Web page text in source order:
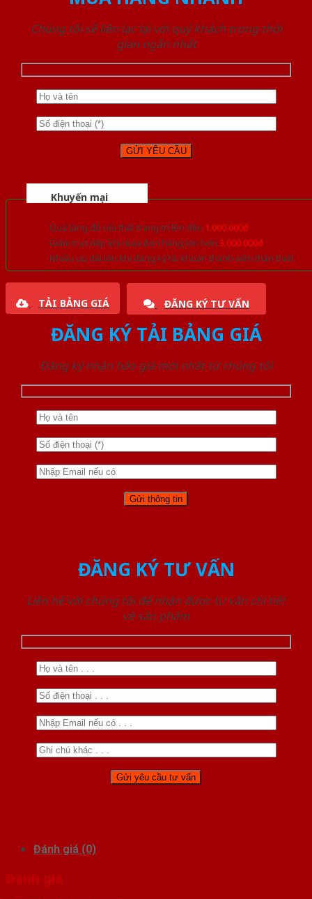
Chúng tôi sẽ liên lạc lại với quý khách trong thời
gian ngắn nhất
Khuyến mại
Quà tặng đồ nội thất trang trí lên đến 1.000.000đ
Giảm trực tiếp khi mua đơn hàng lớn hơn 3.000.000đ
Nhiều ưu đãi lớn khi đăng ký tài khoản thành viên thân thiết
TẢI BẢNG GIÁ ĐĂNG KÝ TƯ VẤN
ĐĂNG KÝ TẢI BẢNG GIÁ
Đăng ký nhận báo giá mới nhất từ chúng tôi
ĐĂNG KÝ TƯ VẤN
Liên hệ với chúng tôi để nhận được tư vấn chi tiết
về sản phẩm
Đánh giá (0)
Đánh giá